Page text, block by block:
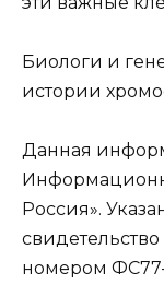
Биологи и
истории
Данная
Россия».
номером